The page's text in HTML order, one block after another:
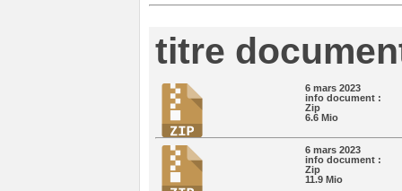
titre
6 mars 2023
info document :
Zip
6.6 Mio
6 mars 2023
info document :
Zip
11.9 Mio